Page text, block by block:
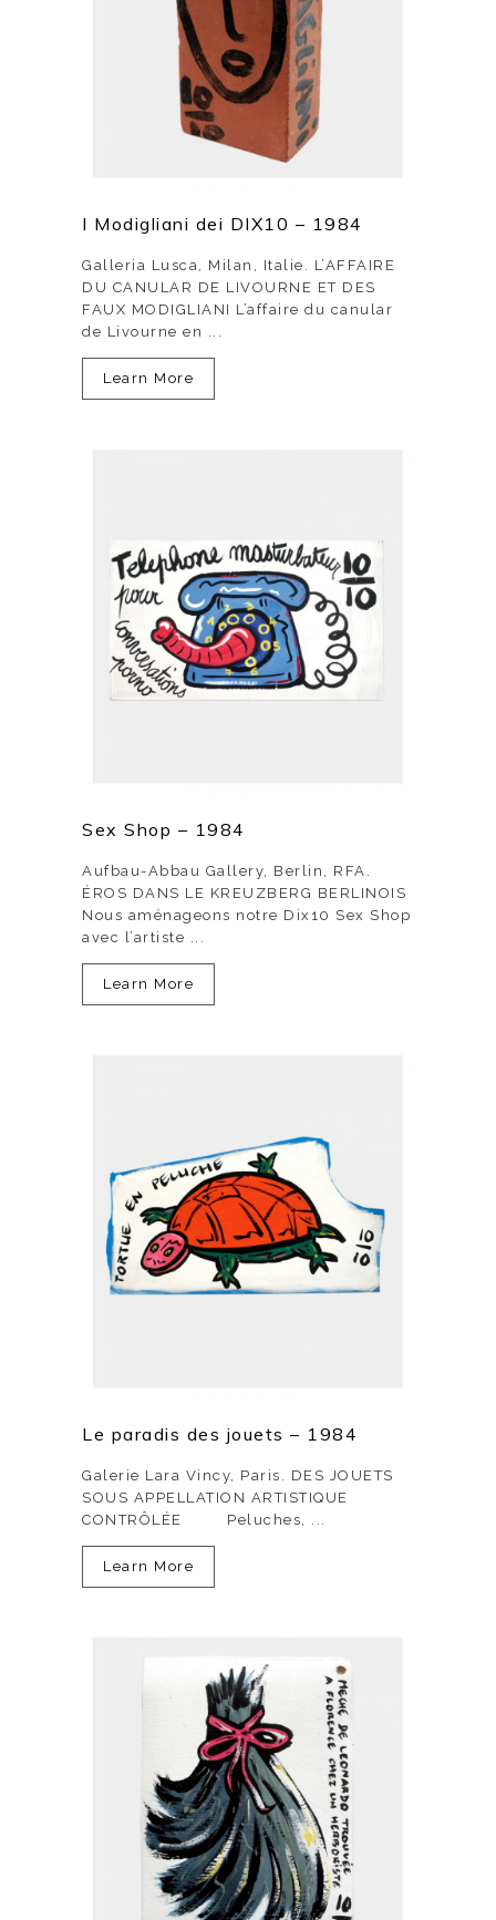
I Modigliani dei DIX10 – 1984
Galleria Lusca, Milan, Italie. L’AFFAIRE
DU CANULAR DE LIVOURNE ET DES
FAUX MODIGLIANI L’affaire du canular
de Livourne en ...
Learn More
Sex Shop – 1984
Aufbau-Abbau Gallery, Berlin, RFA.
ÉROS DANS LE KREUZBERG BERLINOIS
Nous aménageons notre Dix10 Sex Shop
avec l’artiste ...
Learn More
Le paradis des jouets – 1984
Galerie Lara Vincy, Paris. DES JOUETS
SOUS APPELLATION ARTISTIQUE
CONTRÔLÉE Peluches, ...
Learn More